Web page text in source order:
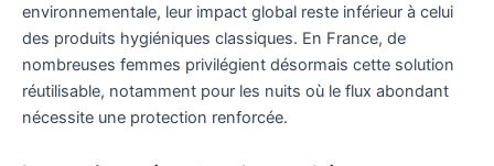
environnementale, leur impact global reste inférieur à celui
des produits hygiéniques classiques. En France, de
nombreuses femmes privilégient désormais cette solution
réutilisable, notamment pour les nuits où le flux abondant
nécessite une protection renforcée.